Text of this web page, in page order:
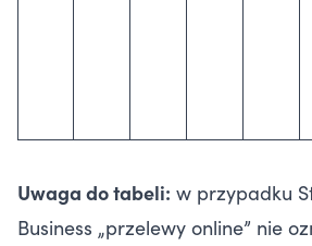
Uwaga do tabeli: w przypadku
Business „przelewy online” nie